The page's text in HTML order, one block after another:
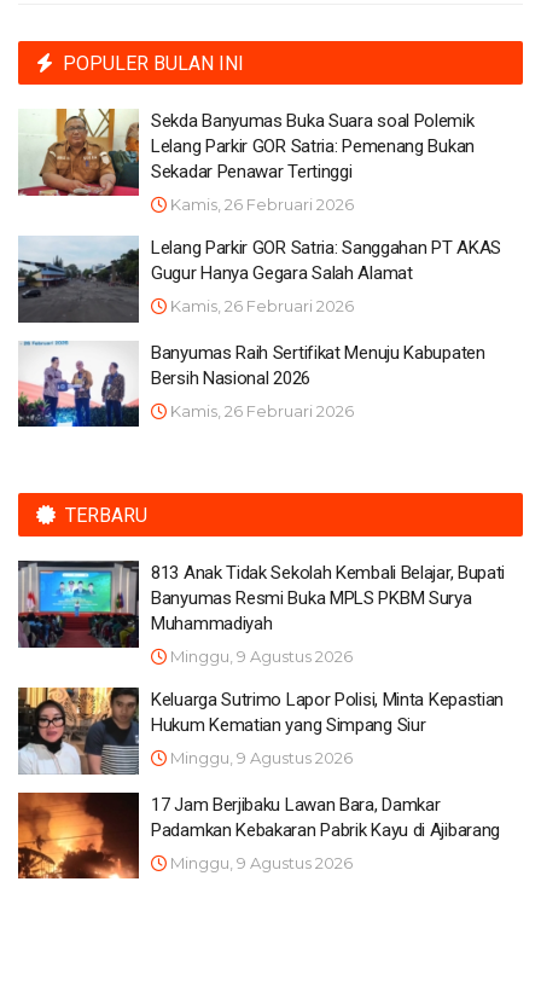
POPULER BULAN INI
Sekda Banyumas Buka Suara soal Polemik
Lelang Parkir GOR Satria: Pemenang Bukan
Sekadar Penawar Tertinggi
Kamis, 26 Februari 2026
Lelang Parkir GOR Satria: Sanggahan PT AKAS
Gugur Hanya Gegara Salah Alamat
Kamis, 26 Februari 2026
Banyumas Raih Sertifikat Menuju Kabupaten
Bersih Nasional 2026
Kamis, 26 Februari 2026
TERBARU
813 Anak Tidak Sekolah Kembali Belajar, Bupati
Banyumas Resmi Buka MPLS PKBM Surya
Muhammadiyah
Minggu, 9 Agustus 2026
Keluarga Sutrimo Lapor Polisi, Minta Kepastian
Hukum Kematian yang Simpang Siur
Minggu, 9 Agustus 2026
17 Jam Berjibaku Lawan Bara, Damkar
Padamkan Kebakaran Pabrik Kayu di Ajibarang
Minggu, 9 Agustus 2026